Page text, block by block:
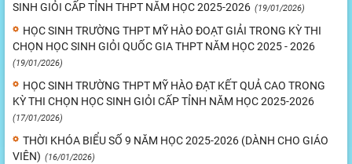
SINH GIỎI CẤP TỈNH THPT NĂM HỌC 2025-2026 (19/01/2026)
HỌC SINH TRƯỜNG THPT MỸ HÀO ĐOẠT GIẢI TRONG KỲ THI
CHỌN HỌC SINH GIỎI QUỐC GIA THPT NĂM HỌC 2025 - 2026
(19/01/2026)
HỌC SINH TRƯỜNG THPT MỸ HÀO ĐẠT KẾT QUẢ CAO TRONG
KỲ THI CHỌN HỌC SINH GIỎI CẤP TỈNH NĂM HỌC 2025-2026
(17/01/2026)
THỜI KHÓA BIỂU SỐ 9 NĂM HỌC 2025-2026 (DÀNH CHO GIÁO
VIÊN) (16/01/2026)